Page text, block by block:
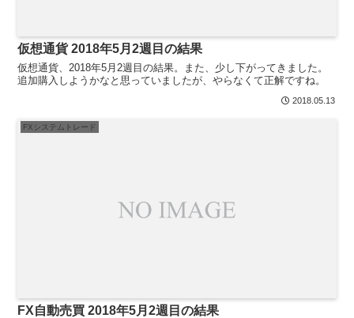
仮想通貨 2018年5月2週目の結果
仮想通貨、2018年5月2週目の結果。また、少し下がってきました。
追加購入しようかなと思っていましたが、やらなくて正解ですね。
2018.05.13
FXシステムトレード
FX自動売買 2018年5月2週目の結果